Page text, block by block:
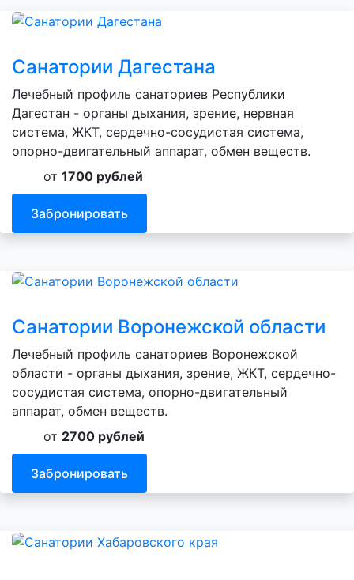
Санатории Дагестана
Лечебный профиль санаториев Республики
Дагестан - органы дыхания, зрение, нервная
система, ЖКТ, сердечно-сосудистая система,
опорно-двигательный аппарат, обмен веществ.
от 1700 рублей
Забронировать
Санатории Воронежской области
Лечебный профиль санаториев Воронежской
области - органы дыхания, зрение, ЖКТ, сердечно-
сосудистая система, опорно-двигательный
аппарат, обмен веществ.
от 2700 рублей
Забронировать